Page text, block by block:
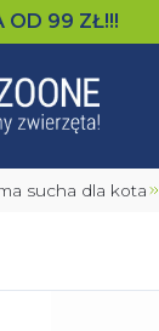
OD 99 ZŁ!!!
sucha dla kota